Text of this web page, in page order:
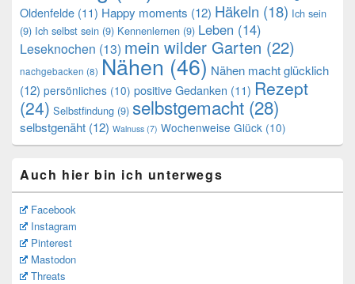
Oldenfelde (11) Happy moments (12) Häkeln (18) Ich sein
(9) Ich selbst sein (9) Kennenlernen (9) Leben (14)
Leseknochen (13) mein wilder Garten (22)
nachgebacken (8) Nähen (46) Nähen macht glücklich
(12) persönliches (10) positive Gedanken (11) Rezept
(24) Selbstfindung (9) selbstgemacht (28)
selbstgenäht (12) Walnuss (7) Wochenweise Glück (10)
Auch hier bin ich unterwegs
Facebook
Instagram
Pinterest
Mastodon
Threats